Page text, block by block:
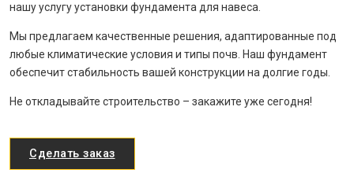
нашу услугу установки фундамента для навеса.
Мы предлагаем качественные решения, адаптированные под
любые климатические условия и типы почв. Наш фундамент
обеспечит стабильность вашей конструкции на долгие годы.
Не откладывайте строительство – закажите уже сегодня!
Сделать заказ